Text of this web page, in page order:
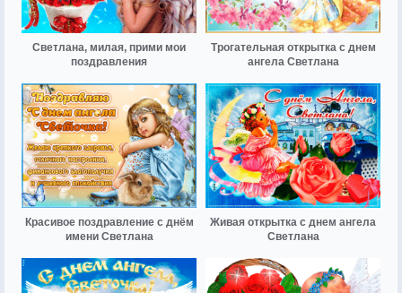
Светлана, милая, прими мои
поздравления
Трогательная открытка с днем
ангела Светлана
Красивое поздравление с днём
имени Светлана
Живая открытка с днем ангела
Светлана